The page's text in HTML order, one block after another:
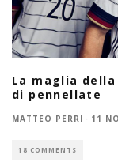
La maglia della
di pennellate
MATTEO PERRI · 11
18 COMMENTS